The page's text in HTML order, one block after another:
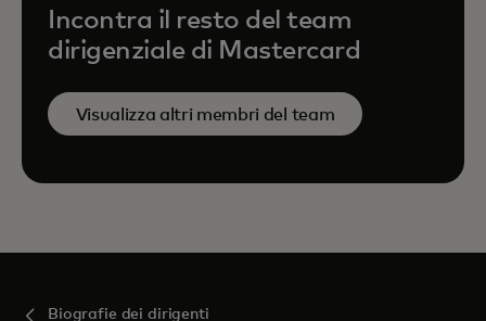
Incontra il resto del team
dirigenziale di Mastercard
Visualizza altri membri del team
Biografie dei dirigenti